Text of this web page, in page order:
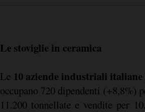
Le stoviglie in ceramica
Le 10 aziende industriali italiane
occupano 720 dipendenti (+8,8%)
11.200 tonnellate e vendite per